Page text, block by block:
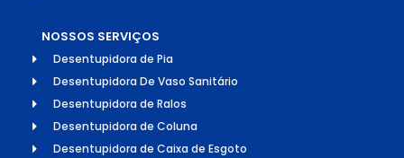
NOSSOS SERVIÇOS
Desentupidora de Pia
Desentupidora De Vaso Sanitário
Desentupidora de Ralos
Desentupidora de Coluna
Desentupidora de Caixa de Esgoto